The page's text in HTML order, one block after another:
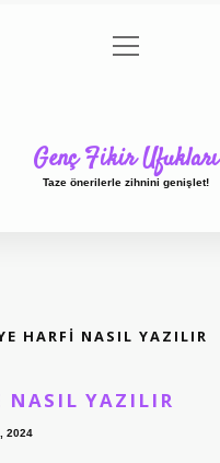
Gizlilik Politikası
menüyü
aç
Genç Fikir Ufukları
Taze önerilerle zihnini genişlet!
HARFI NASIL YAZILIR
NASIL YAZILIR
2024